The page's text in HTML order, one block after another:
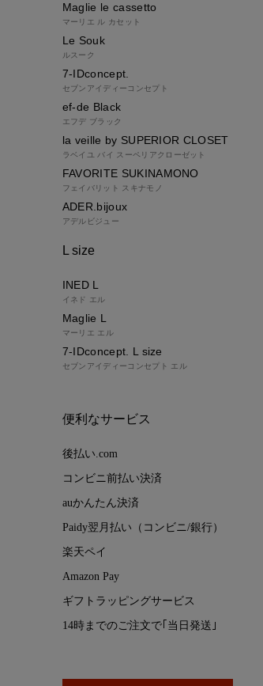
Maglie le cassetto
マーリエ ル カセット
Le Souk
ルスーク
7-IDconcept.
セブンアイディーコンセプト
ef-de Black
エフデ ブラック
la veille by SUPERIOR CLOSET
ラベイユ バイ スーペリアクローゼット
FAVORITE SUKINAMONO
フェイバリット スキナモノ
ADER.bijoux
アデルビジュー
L size
INED L
イネド エル
Maglie L
マーリエ エル
7-IDconcept. L size
セブンアイディーコンセプト エル
便利なサービス
後払い.com
コンビニ前払い決済
auかんたん決済
Paidy翌月払い（コンビニ/銀行）
楽天ペイ
Amazon Pay
ギフトラッピングサービス
14時までのご注文で｢当日発送｣